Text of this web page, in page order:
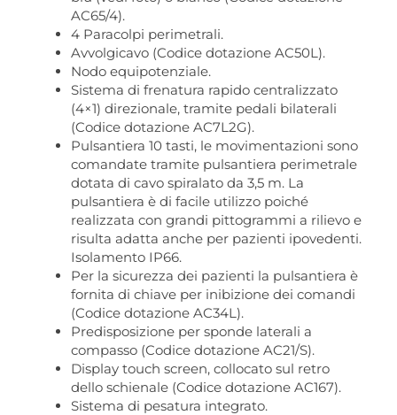
AC65/4).
4 Paracolpi perimetrali.
Avvolgicavo (Codice dotazione AC50L).
Nodo equipotenziale.
Sistema di frenatura rapido centralizzato
(4×1) direzionale, tramite pedali bilaterali
(Codice dotazione AC7L2G).
Pulsantiera 10 tasti, le movimentazioni sono
comandate tramite pulsantiera perimetrale
dotata di cavo spiralato da 3,5 m. La
pulsantiera è di facile utilizzo poiché
realizzata con grandi pittogrammi a rilievo e
risulta adatta anche per pazienti ipovedenti.
Isolamento IP66.
Per la sicurezza dei pazienti la pulsantiera è
fornita di chiave per inibizione dei comandi
(Codice dotazione AC34L).
Predisposizione per sponde laterali a
compasso (Codice dotazione AC21/S).
Display touch screen, collocato sul retro
dello schienale (Codice dotazione AC167).
Sistema di pesatura integrato.